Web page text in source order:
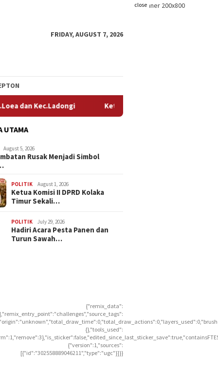
close
FRIDAY, AUGUST 7, 2026
Ketua Komisi II DPRD Kolaka Timur Sekaligus Ketua DPD
UTAMA
August 5, 2026
Rusak Menjadi Simbol
POLITIK August 1, 2026
Ketua Komisi II DPRD Kolaka
Timur Sekali…
POLITIK July 29, 2026
Hadiri Acara Pesta Panen dan
Turun Sawah…
{"remix_data":
{},"tools_used":
{"version":1,"sources":
[{"id":"302558889046211","type":"ugc"}]}}